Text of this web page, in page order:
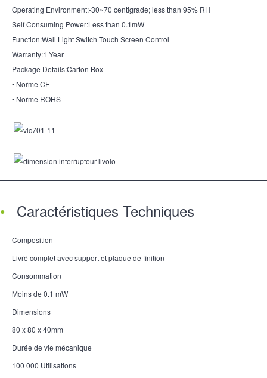
Operating Environment:-30~70 centigrade; less than 95% RH
Self Consuming Power:Less than 0.1mW
Function:Wall Light Switch Touch Screen Control
Warranty:1 Year
Package Details:Carton Box
• Norme CE
• Norme ROHS
Caractéristiques Techniques
Composition
Livré complet avec support et plaque de finition
Consommation
Moins de 0.1 mW
Dimensions
80 x 80 x 40mm
Durée de vie mécanique
100 000 Utilisations